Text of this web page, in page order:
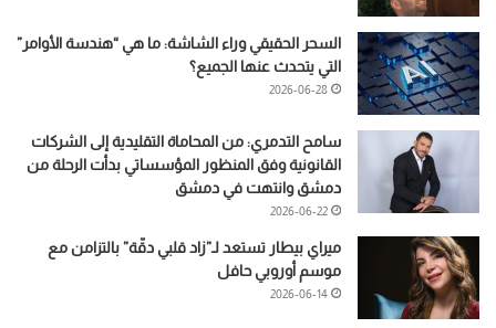
السحر الحقيقي وراء الشاشة: ما هي “هندسة الأوامر”
التي يتحدث عنها الجميع؟
2026-06-28
سامح التدمري: من المحاماة التقليدية إلى الشركات
القانونية وفق المنظور المؤسساتي بدأت الرحلة من
دمشق وانتهت في دمشق
2026-06-22
ميراي بيطار تستعد لـ”زاد قلبي دقّة” بالتزامن مع
موسم أوروبي حافل
2026-06-14